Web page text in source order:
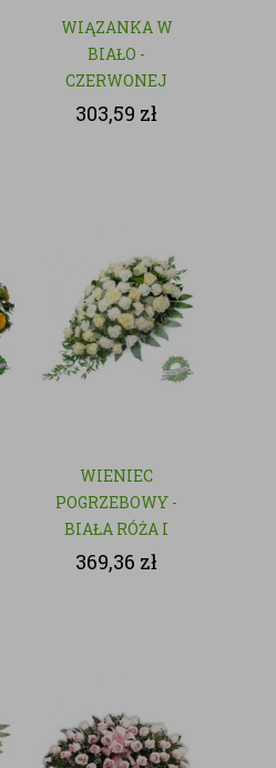
WIĄZANKA W
BIAŁO -
CZERWONEJ
KOLORYSTYCE
303,59 zł
WIENIEC
POGRZEBOWY -
BIAŁA RÓŻA I
GOŹDZIK
369,36 zł